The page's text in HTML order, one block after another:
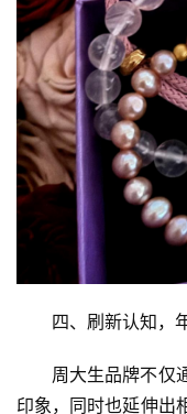
四、刷新认知，
周大生品牌不仅
印象，同时也延伸出